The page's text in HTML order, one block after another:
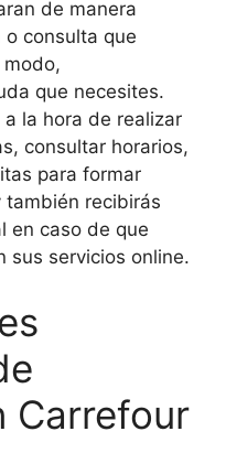
de manera
consulta que
que necesites.
la hora de realizar
consultar horarios,
para formar
también recibirás
en caso de que
sus servicios online.
Carrefour